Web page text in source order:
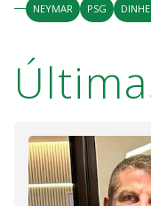
NEYMAR PSG